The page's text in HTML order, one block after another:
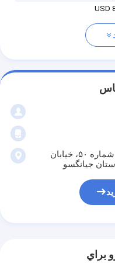
USD
مانکن کاسا، ساختمان ۳، گروه ژونگه، شماره ۵۰، خیابان
جیانگسو
براي